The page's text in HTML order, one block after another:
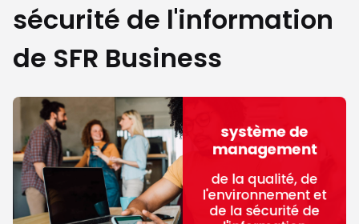
sécurité de l'information
de SFR Business